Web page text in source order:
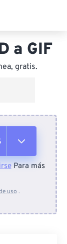
a GIF
gratis.
Para más
uso .